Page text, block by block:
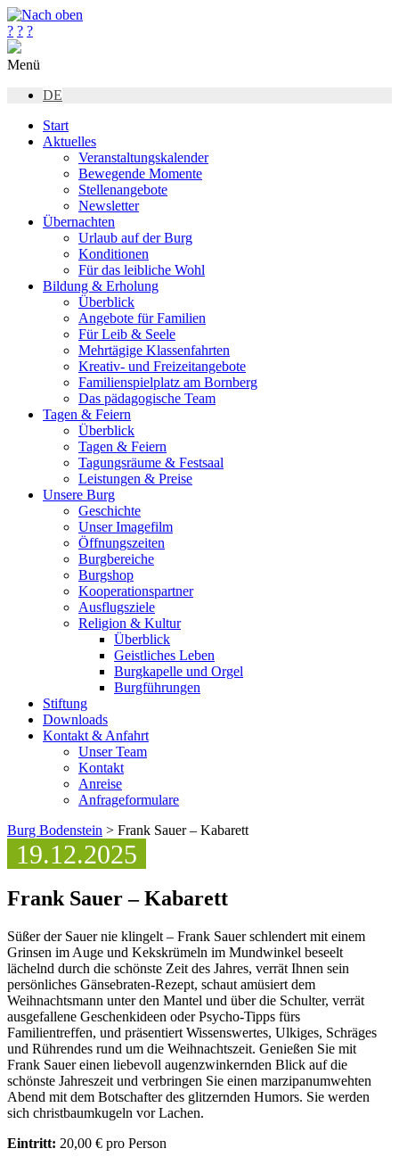
? ? ?
Menü
DE
Start
Aktuelles
Veranstaltungskalender
Bewegende Momente
Stellenangebote
Newsletter
Übernachten
Urlaub auf der Burg
Konditionen
Für das leibliche Wohl
Bildung & Erholung
Überblick
Angebote für Familien
Für Leib & Seele
Mehrtägige Klassenfahrten
Kreativ- und Freizeitangebote
Familienspielplatz am Bornberg
Das pädagogische Team
Tagen & Feiern
Überblick
Tagen & Feiern
Tagungsräume & Festsaal
Leistungen & Preise
Unsere Burg
Geschichte
Unser Imagefilm
Öffnungszeiten
Burgbereiche
Burgshop
Kooperationspartner
Ausflugsziele
Religion & Kultur
Überblick
Geistliches Leben
Burgkapelle und Orgel
Burgführungen
Stiftung
Downloads
Kontakt & Anfahrt
Unser Team
Kontakt
Anreise
Anfrageformulare
Burg Bodenstein > Frank Sauer – Kabarett
19.12.2025
Frank Sauer – Kabarett
Süßer der Sauer nie klingelt – Frank Sauer schlendert mit einem
Grinsen im Auge und Kekskrümeln im Mundwinkel beseelt
lächelnd durch die schönste Zeit des Jahres, verrät Ihnen sein
persönliches Gänsebraten-Rezept, schaut amüsiert dem
Weihnachtsmann unter den Mantel und über die Schulter, verrät
ausgefallene Geschenkideen oder Psycho-Tipps fürs
Familientreffen, und präsentiert Wissenswertes, Ulkiges, Schräges
und Rührendes rund um die Weihnachtszeit. Genießen Sie mit
Frank Sauer einen liebevoll augenzwinkernden Blick auf die
schönste Jahreszeit und verbringen Sie einen marzipanumwehten
Abend mit dem Botschafter des glitzernden Humors. Sie werden
sich christbaumkugeln vor Lachen.
Eintritt: 20,00 € pro Person